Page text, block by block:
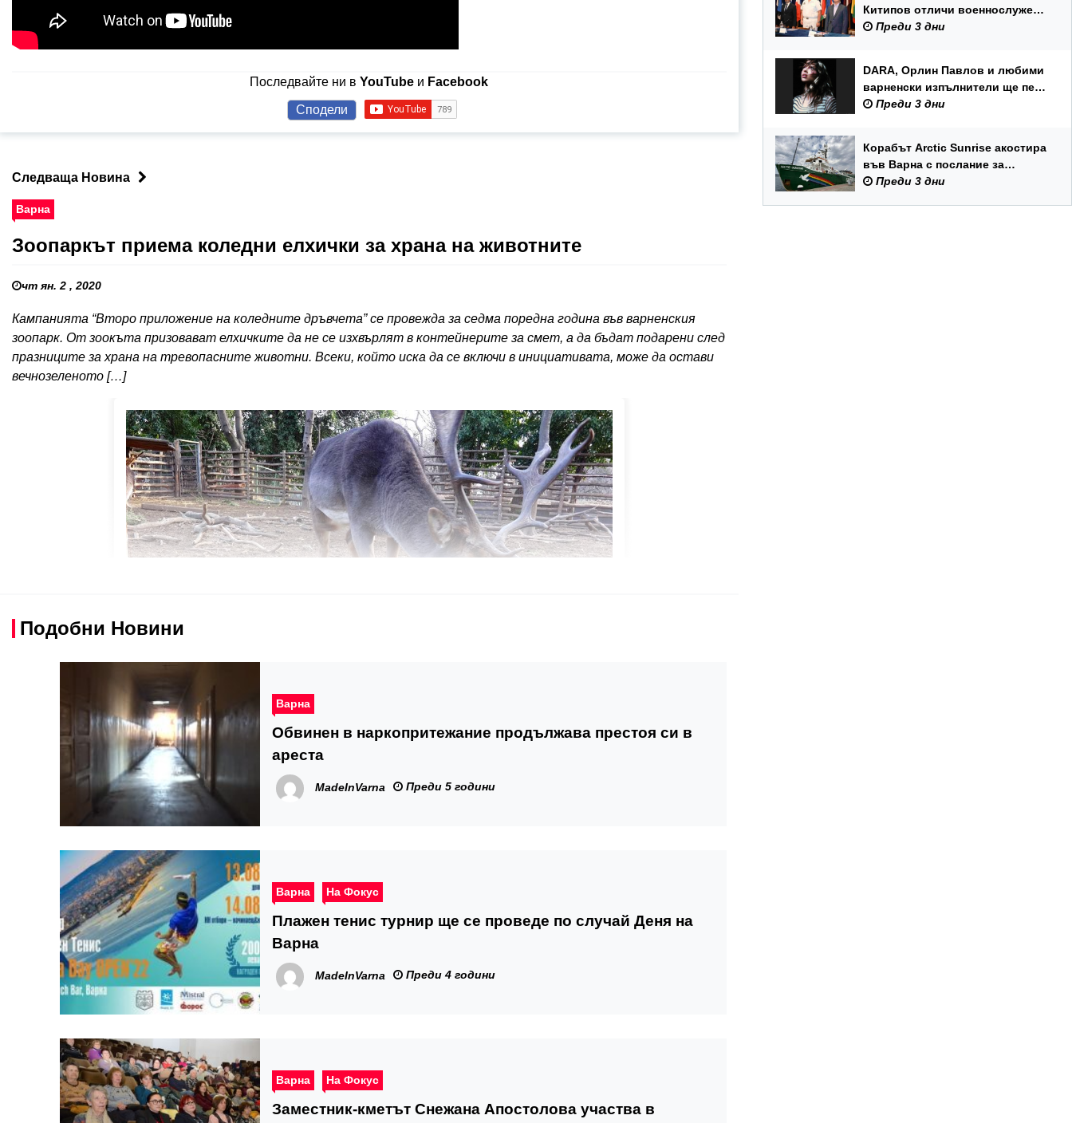
Последвайте ни вYouTube и Facebook
Сподели
Следваща Новина
Варна
Зоопаркът приема коледни елхички за храна на животните
чт ян. 2 , 2020
Кампанията “Второ приложение на коледните дръвчета” се провежда за седма поредна година във варненския
зоопарк. От зоокъта призовават елхичките да не се изхвърлят в контейнерите за смет, а да бъдат подарени след
празниците за храна на тревопасните животни. Всеки, който иска да се включи в инициативата, може да остави
вечнозеленото […]
Подобни Новини
Варна
Обвинен в наркопритежание продължава престоя си в
ареста
MadeInVarna Преди 5 години
Варна На Фокус
Плажен тенис турнир ще се проведе по случай Деня на
Варна
MadeInVarna Преди 4 години
Варна На Фокус
Заместник-кметът Снежана Апостолова участва в
Китипов отличи военнослужещи
и цивилни служители по повод
Преди 3 дни
DARA, Орлин Павлов и любими
варненски изпълнители ще пеят
на празника на Варна
Преди 3 дни
Корабът Arctic Sunrise акостира
във Варна с послание за
опазването на Черно море
Преди 3 дни